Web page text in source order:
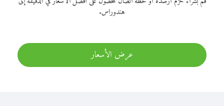
هندوراس.
عرض الأسعار